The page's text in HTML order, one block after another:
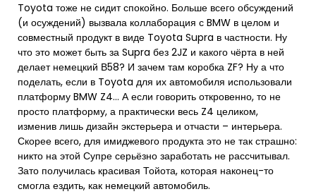
Toyota тоже не сидит спокойно. Больше всего обсуждений
(и осуждений) вызвала коллаборация с BMW в целом и
совместный продукт в виде Toyota Supra в частности. Ну
что это может быть за Supra без 2JZ и какого чёрта в ней
делает немецкий В58? И зачем там коробка ZF? Ну а что
поделать, если в Toyota для их автомобиля использовали
платформу BMW Z4… А если говорить откровенно, то не
просто платформу, а практически весь Z4 целиком,
изменив лишь дизайн экстерьера и отчасти – интерьера.
Скорее всего, для имиджевого продукта это не так страшно:
никто на этой Супре серьёзно заработать не рассчитывал.
Зато получилась красивая Тойота, которая наконец-то
смогла ездить, как немецкий автомобиль.